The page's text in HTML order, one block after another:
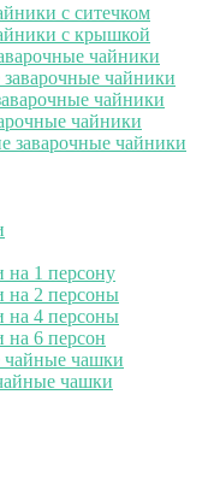
с ситечком
с крышкой
чайники
чайники
чайники
чайники
заварочные чайники
1 персону
на 2 персоны
на 4 персоны
6 персон
чайные чашки
чашки